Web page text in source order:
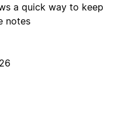
a quick way to keep
notes